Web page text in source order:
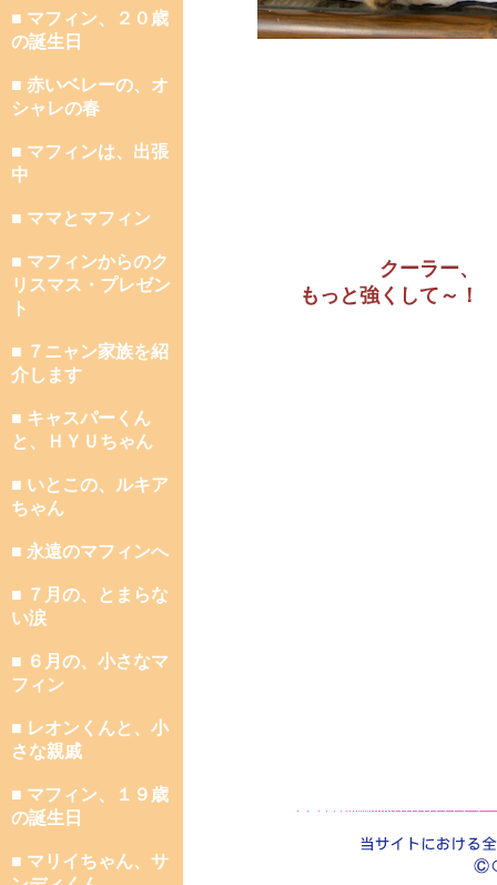
■ マフィン、２０歳
の誕生日
■ 赤いベレーの、オ
シャレの春
■ マフィンは、出張
中
■ ママとマフィン
■ マフィンからのク
リスマス・プレゼン
ト
■ ７ニャン家族を紹
介します
■ キャスパーくん
と、ＨＹＵちゃん
■ いとこの、ルキア
ちゃん
■ 永遠のマフィンへ
■ ７月の、とまらな
い涙
■ ６月の、小さなマ
フィン
■ レオンくんと、小
さな親戚
■ マフィン、１９歳
の誕生日
■ マリイちゃん、サ
クーラー、
もっと強くして～！